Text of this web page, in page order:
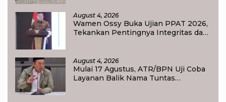
August 4, 2026
Wamen Ossy Buka Ujian PPAT 2026,
Tekankan Pentingnya Integritas dan
August 4, 2026
Mulai 17 Agustus, ATR/BPN Uji Coba
Layanan Balik Nama Tuntas